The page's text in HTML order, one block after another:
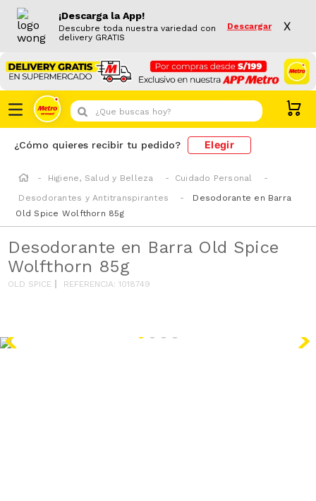
¡Descarga la App!
Descubre toda nuestra variedad con
delivery GRATIS
Descargar X
¿Que buscas hoy?
¿Cómo quieres recibir tu pedido? Elegir
Higiene, Salud y Belleza
Cuidado Personal
Desodorantes y Antitranspirantes
Desodorante en Barra
Old Spice Wolfthorn 85g
Desodorante en Barra Old Spice
Wolfthorn 85g
OLD SPICE REFERENCIA:1018749